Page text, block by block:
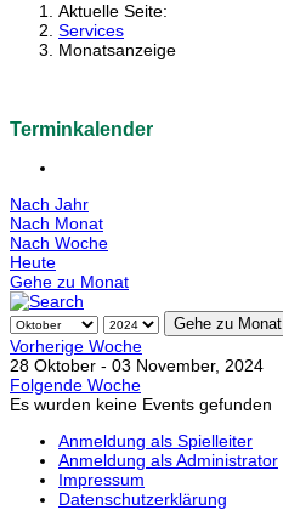
Aktuelle Seite:
Services
Monatsanzeige
Terminkalender
Nach Jahr
Nach Monat
Nach Woche
Heute
Gehe zu Monat
Gehe zu Monat
Vorherige Woche
28 Oktober - 03 November, 2024
Folgende Woche
Es wurden keine Events gefunden
Anmeldung als Spielleiter
Anmeldung als Administrator
Impressum
Datenschutzerklärung